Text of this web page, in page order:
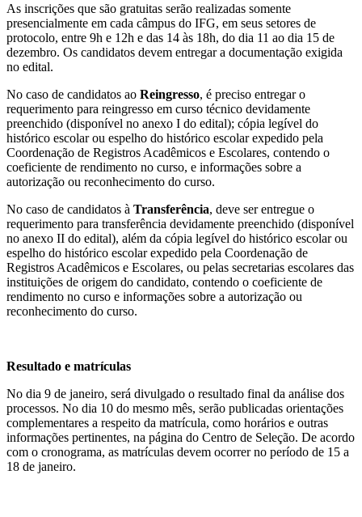
As inscrições que são gratuitas serão realizadas somente
presencialmente em cada câmpus do IFG, em seus setores de
protocolo, entre 9h e 12h e das 14 às 18h, do dia 11 ao dia 15 de
dezembro. Os candidatos devem entregar a documentação exigida
no edital.
No caso de candidatos ao Reingresso, é preciso entregar o
requerimento para reingresso em curso técnico devidamente
preenchido (disponível no anexo I do edital); cópia legível do
histórico escolar ou espelho do histórico escolar expedido pela
Coordenação de Registros Acadêmicos e Escolares, contendo o
coeficiente de rendimento no curso, e informações sobre a
autorização ou reconhecimento do curso.
No caso de candidatos à Transferência, deve ser entregue o
requerimento para transferência devidamente preenchido (disponível
no anexo II do edital), além da cópia legível do histórico escolar ou
espelho do histórico escolar expedido pela Coordenação de
Registros Acadêmicos e Escolares, ou pelas secretarias escolares das
instituições de origem do candidato, contendo o coeficiente de
rendimento no curso e informações sobre a autorização ou
reconhecimento do curso.
Resultado e matrículas
No dia 9 de janeiro, será divulgado o resultado final da análise dos
processos. No dia 10 do mesmo mês, serão publicadas orientações
complementares a respeito da matrícula, como horários e outras
informações pertinentes, na página do Centro de Seleção. De acordo
com o cronograma, as matrículas devem ocorrer no período de 15 a
18 de janeiro.